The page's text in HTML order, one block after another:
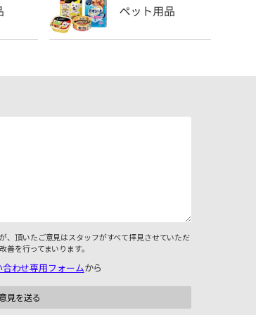
、頂いたご意見はスタッフがすべて拝見させていただ
善を行ってまいります。
合わせ専用フォームから